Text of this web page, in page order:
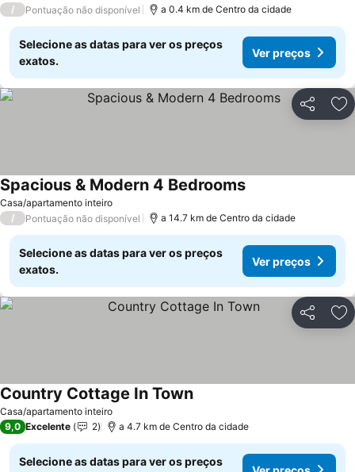
/ Pontuação não disponível a 0.4 km de Centro da cidade
Selecione as datas para ver os preços
exatos.
Ver preços
Partilhar
Casa/apartamento inteiro
Spacious & Modern 4 Bedrooms
/ Pontuação não disponível a 14.7 km de Centro da cidade
Selecione as datas para ver os preços
exatos.
Ver preços
Partilhar
Casa/apartamento inteiro
Country Cottage In Town
9,0 Excelente 2 a 4.7 km de Centro da cidade
Selecione as datas para ver os preços